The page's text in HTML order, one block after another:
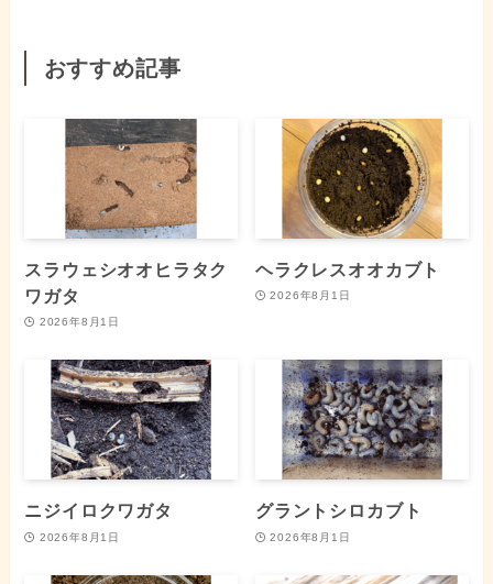
おすすめ記事
スラウェシオオヒラタク
ワガタ
2026年8月1日
ヘラクレスオオカブト
2026年8月1日
ニジイロクワガタ
2026年8月1日
グラントシロカブト
2026年8月1日